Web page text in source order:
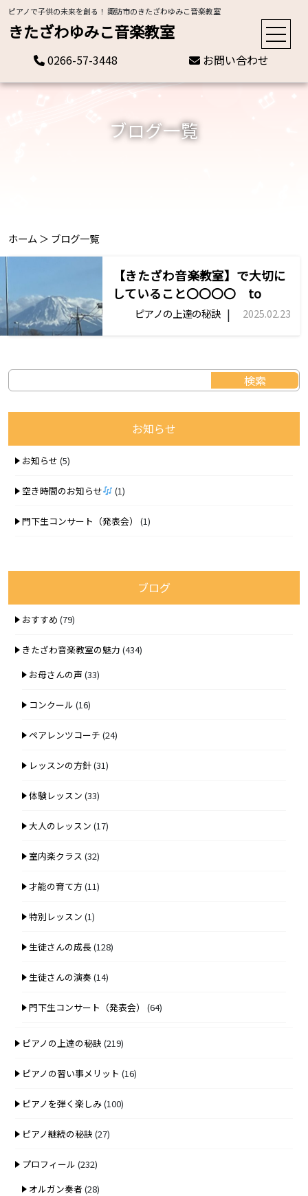
ピアノで子供の未来を創る！ 諏訪市のきたざわゆみこ音楽教室
きたざわゆみこ音楽教室
0266-57-3448 お問い合わせ
ブログ一覧
ホーム ＞ ブログ一覧
【きたざわ音楽教室】で大切に
していること〇〇〇〇 to
ピアノの上達の秘訣 | 2025.02.23
お知らせ
お知らせ (5)
空き時間のお知らせ (1)
門下生コンサート（発表会） (1)
ブログ
おすすめ (79)
きたざわ音楽教室の魅力 (434)
お母さんの声 (33)
コンクール (16)
ペアレンツコーチ (24)
レッスンの方針(31)
体験レッスン (33)
大人のレッスン (17)
室内楽クラス (32)
才能の育て方 (11)
特別レッスン (1)
生徒さんの成長(128)
生徒さんの演奏(14)
門下生コンサート（発表会） (64)
ピアノの上達の秘訣 (219)
ピアノの習い事メリット (16)
ピアノを弾く楽しみ(100)
ピアノ継続の秘訣 (27)
プロフィール (232)
オルガン奏者 (28)